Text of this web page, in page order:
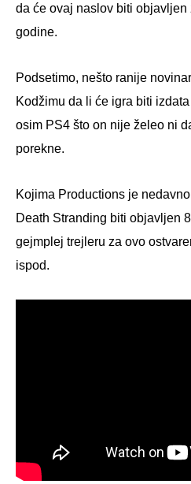
da će ovaj naslov biti objavljen
godine.
Podsetimo, nešto ranije
Kodžimu da li će igra biti
osim PS4 što on nije želeo ni
porekne.
Kojima Productions je
Death Stranding biti objavljen
gejmplej trejleru za ovo
ispod.